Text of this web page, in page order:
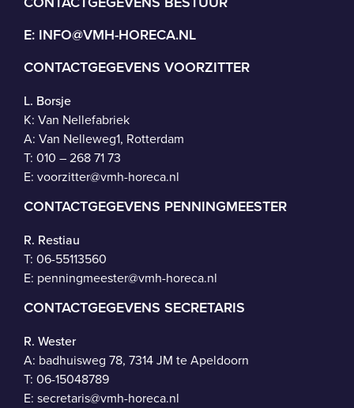
E: INFO@VMH-HORECA.NL
CONTACTGEGEVENS VOORZITTER
L. Borsje
K: Van Nellefabriek
A: Van Nelleweg1, Rotterdam
T: 010 – 268 71 73
E: voorzitter@vmh-horeca.nl
CONTACTGEGEVENS PENNINGMEESTER
R. Restiau
T: 06-55113560
E: penningmeester@vmh-horeca.nl
CONTACTGEGEVENS SECRETARIS
R. Wester
A: badhuisweg 78, 7314 JM te Apeldoorn
T: 06-15048789
E: secretaris@vmh-horeca.nl